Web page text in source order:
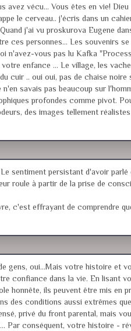
vécu... Vous êtes en vie!
le cerveau.. j'écris dans un
j'ai vu proskurova Eugene
ces personnes... Les souvenirs
n'avez-vous pas lu Kafka
enfance ... Le village, les
cuir .. oui oui, pas de chaise
savais pas beaucoup sur
profondes comme pivot.
des images tellement
sentiment persistant d'avoir
roule à partir de la prise de
c'est effrayant de comprendre
gens, oui...Mais votre histoire
confiance dans la vie. En lisant
honnête, ils peuvent être mis
des conditions aussi extrêmes
privé du front parental, mais
Par conséquent, votre histoire -